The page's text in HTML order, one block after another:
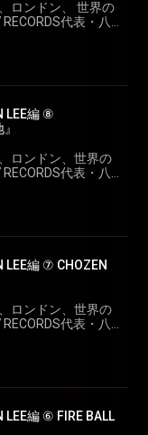
ズの良質なダブプ
から古き良きレゲ
はレゲエの元ネタ
WEB SITE
24×7 Records＞
ある "M.V.P."を軸
といったいわゆる
1 CLOTHING"を立
いるレゲエサウン
多数所有し、最新
の活動がメインで
ダンスクラッシッ
ズの良質なダブプ
から古き良きレゲ
はレゲエの元ネタ
WEB SITE
24×7 Records＞
ロンドン、 世界の
代表・八
』。 3rd
"VINTAGE KING"
イヤー／プロデュ
ある "M.V.P."を軸
といったいわゆる
1 CLOTHING"を立
いるレゲエサウン
多数所有し、最新
の活動がメインで
ダンスクラッシッ
ズの良質なダブプ
から古き良きレゲ
はレゲエの元ネタ
A-1 CLOTHING
幡浩司＞
LEE編 ⑧
ロンドン、世界の
代表・八
』。 2nd
る=音楽」の名のも
、「ハマのストー
エディージェイ(ア
スホールカルチャ
＞に所属する
止中)を結成。2000
をかさねる。また
。マイクスキル、
⑦ CHOZEN
ロンドン、世界の
代表・八
』。 2nd
FIRE BALL